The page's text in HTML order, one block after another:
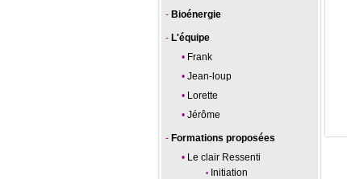
Bioénergie
L'équipe
Frank
Jean-loup
Lorette
Jérôme
Formations proposées
Le clair Ressenti
Initiation